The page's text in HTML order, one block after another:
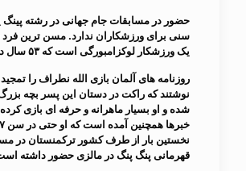
حضور در مسابقات جام جهانی در رشته
سنی برای ورزشکاران ندارد. مسن ترین
یک ورزشکار لوکزامبورگی است که ۵۳ سال دارد.
روزنامه های آلمان بازی الله نطراف را
نوشتند که راکت در دستان این پسر بچه
شده و او بسیار ماهرانه و حرفه ای بازی
نخستین بار از طرف کشور ترکمنستان در
قهرمانی پنگ پنگ در مالزی حضور داشته